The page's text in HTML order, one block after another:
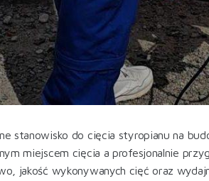
stanowisko do cięcia styropianu na
miejscem cięcia a profesjonalnie
jakość wykonywanych cięć oraz